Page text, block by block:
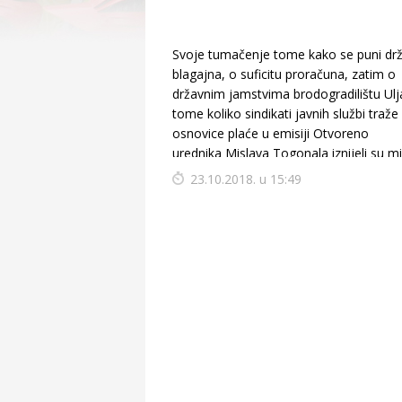
Svoje tumačenje tome kako se puni
blagajna, o suficitu proračuna, zatim o
državnim jamstvima brodogradilištu
tome koliko sindikati javnih službi
osnovice plaće u emisiji Otvoreno
urednika Mislava Togonala iznijeli su
financija Zdravko Marić, predsjednik
23.10.2018. u 15:49